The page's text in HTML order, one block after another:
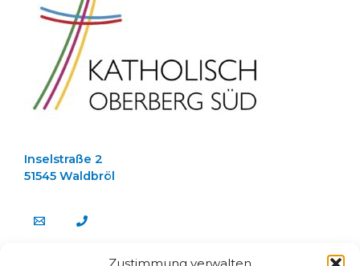
Inselstraße 2
51545 Waldbröl